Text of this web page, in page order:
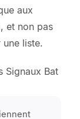
aux
et non pas
une liste.
Signaux Bat